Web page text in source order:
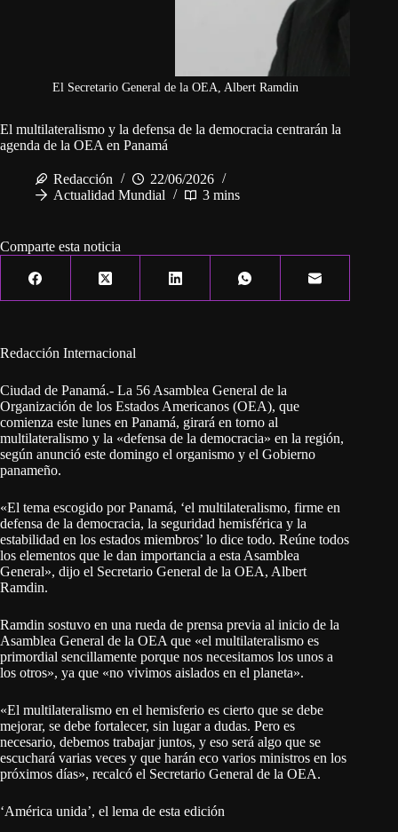
El Secretario General de la OEA, Albert Ramdin
El multilateralismo y la defensa de la democracia centrarán la
agenda de la OEA en Panamá
Redacción
22/06/2026
Actualidad Mundial
3 mins
Comparte esta noticia
Redacción Internacional
Ciudad de Panamá.- La 56 Asamblea General de la
Organización de los Estados Americanos (OEA), que
comienza este lunes en Panamá, girará en torno al
multilateralismo y la «defensa de la democracia» en la región,
según anunció este domingo el organismo y el Gobierno
panameño.
«El tema escogido por Panamá, ‘el multilateralismo, firme en
defensa de la democracia, la seguridad hemisférica y la
estabilidad en los estados miembros’ lo dice todo. Reúne todos
los elementos que le dan importancia a esta Asamblea
General», dijo el Secretario General de la OEA, Albert
Ramdin.
Ramdin sostuvo en una rueda de prensa previa al inicio de la
Asamblea General de la OEA que «el multilateralismo es
primordial sencillamente porque nos necesitamos los unos a
los otros», ya que «no vivimos aislados en el planeta».
«El multilateralismo en el hemisferio es cierto que se debe
mejorar, se debe fortalecer, sin lugar a dudas. Pero es
necesario, debemos trabajar juntos, y eso será algo que se
escuchará varias veces y que harán eco varios ministros en los
próximos días», recalcó el Secretario General de la OEA.
‘América unida’, el lema de esta edición